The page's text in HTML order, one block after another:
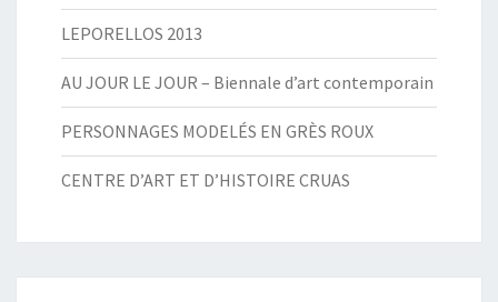
LEPORELLOS 2013
AU JOUR LE JOUR – Biennale d’art contemporain
PERSONNAGES MODELÉS EN GRÈS ROUX
CENTRE D’ART ET D’HISTOIRE CRUAS